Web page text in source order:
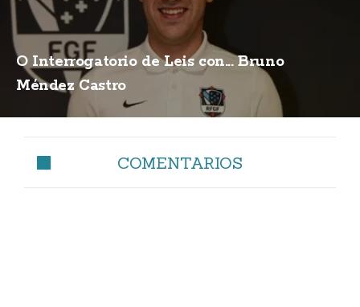
O Interrogatorio de Leis con... Bruno
Méndez Castro
COMENTARIOS